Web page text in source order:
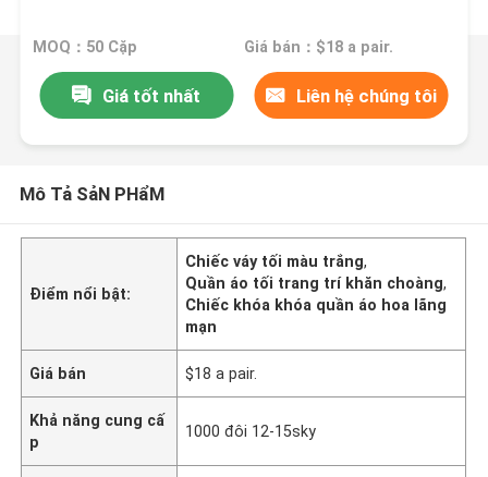
MOQ：50 Cặp Giá bán：$18 a pair.
Giá tốt nhất Liên hệ chúng tôi
Mô Tả SảN PHẩM
Điểm nổi bật:
Chiếc váy tối màu trắng,
Quần áo tối trang trí khăn choàng,
Chiếc khóa khóa quần áo hoa lãng
mạn
Giá bán $18 a pair.
Khả năng cung cấ
p
1000 đôi 12-15sky